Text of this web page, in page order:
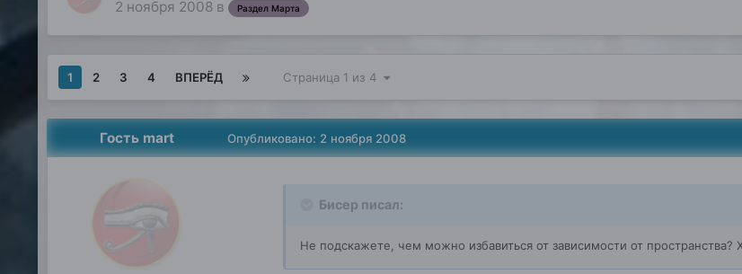
2 ноября 2008в Раздел Марта
1 2 3 4 ВПЕРЁД Страница 1 из 4
Гость mart Опубликовано: 2 ноября 2008
Бисер писал:
Не подскажете, чем можно избавиться от зависимости от пространства?